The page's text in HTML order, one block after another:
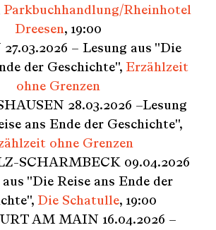
Parkbuchhandlung/Rheinhotel
Dreesen, 19:00
– Lesung aus "Die
der Geschichte", Erzählzeit
ohne Grenzen
28.03.2026 –Lesung
ans Ende der Geschichte",
ohne Grenzen
SCHARMBECK 09.04.2026
"Die Reise ans Ende der
Die Schatulle, 19:00
AM MAIN 16.04.2026 –